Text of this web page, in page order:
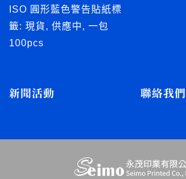
ISO 圓形藍色警告貼紙標
籤: 現貨, 供應中, 一包
100pcs
新聞活動 聯絡我們